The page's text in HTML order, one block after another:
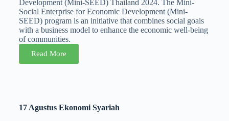
Development (Mini-SEED) Thailand 2024. The Mini-
Social Enterprise for Economic Development (Mini-
SEED) program is an initiative that combines social goals
with a business model to enhance the economic well-being
of communities.
Read More
17 Agustus Ekonomi Syariah